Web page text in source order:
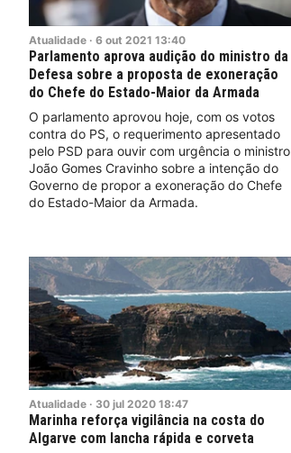
Atualidade · 6 out 2021 13:40
Parlamento aprova audição do ministro da
Defesa sobre a proposta de exoneração
do Chefe do Estado-Maior da Armada
O parlamento aprovou hoje, com os votos
contra do PS, o requerimento apresentado
pelo PSD para ouvir com urgência o ministro
João Gomes Cravinho sobre a intenção do
Governo de propor a exoneração do Chefe
do Estado-Maior da Armada.
Atualidade · 30 jul 2020 18:47
Marinha reforça vigilância na costa do
Algarve com lancha rápida e corveta